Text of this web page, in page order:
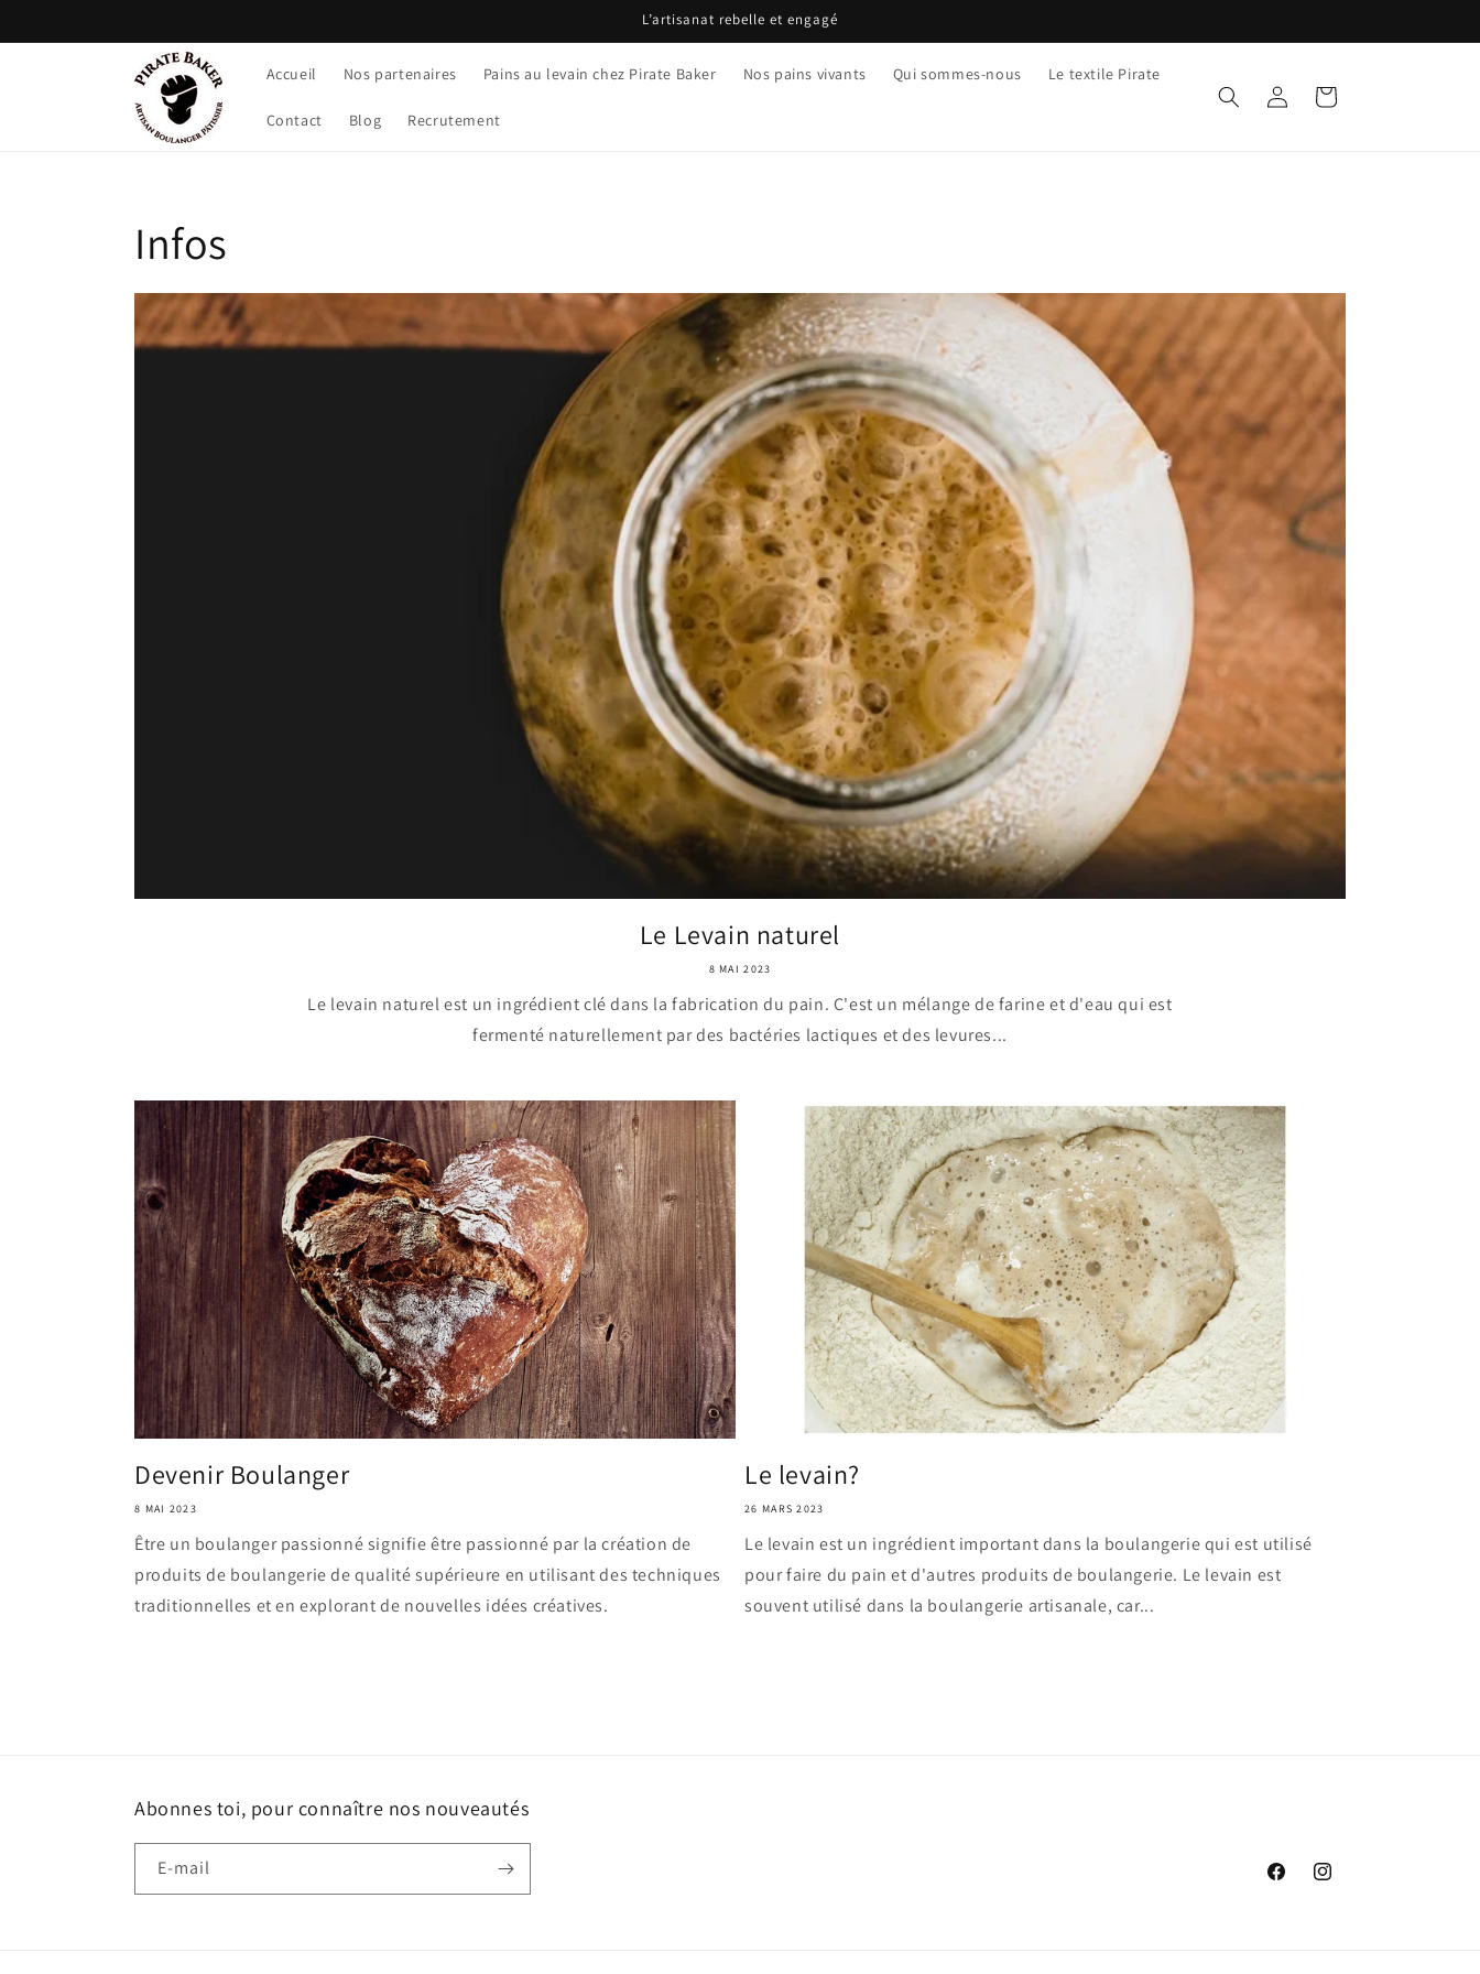
au
L’artisanat rebelle et engagé
Accueil Nos partenaires Pains au levain chez Pirate Baker Nos pains vivants Qui sommes-nous Le textile Pirate
Contact Blog Recrutement
Connexion Panier
Infos
Le Levain naturel
8 MAI 2023
Le levain naturel est un ingrédient clé dans la fabrication du pain. C'est un mélange de farine et d'eau qui est
fermenté naturellement par des bactéries lactiques et des levures...
Devenir Boulanger
8 MAI 2023
Être un boulanger passionné signifie être passionné par la création de
produits de boulangerie de qualité supérieure en utilisant des techniques
traditionnelles et en explorant de nouvelles idées créatives.
Le levain?
26 MARS 2023
Le levain est un ingrédient important dans la boulangerie qui est utilisé
pour faire du pain et d'autres produits de boulangerie. Le levain est
souvent utilisé dans la boulangerie artisanale, car...
Abonnes toi, pour connaître nos nouveautés
E-mail
FacebookInstagram